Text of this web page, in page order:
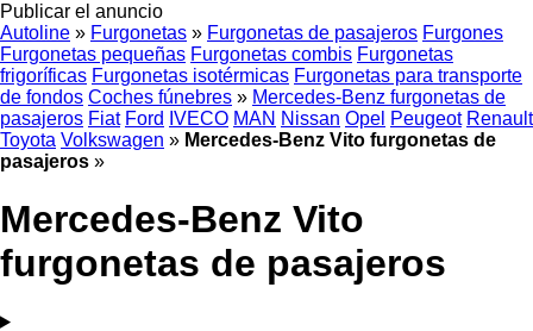
Publicar el anuncio
Autoline » Furgonetas » Furgonetas de pasajeros Furgones
Furgonetas pequeñas Furgonetas combis Furgonetas
frigoríficas Furgonetas isotérmicas Furgonetas para transporte
de fondos Coches fúnebres » Mercedes-Benz furgonetas de
pasajeros Fiat Ford IVECO MAN Nissan Opel Peugeot Renault
Toyota Volkswagen » Mercedes-Benz Vito furgonetas de
pasajeros »
Mercedes-Benz Vito
furgonetas de pasajeros